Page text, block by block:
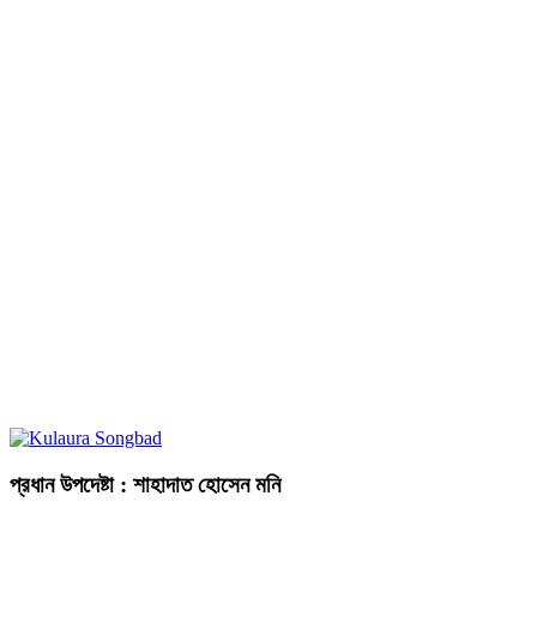
প্রধান উপদেষ্টা : শাহাদাত হোসেন মনি